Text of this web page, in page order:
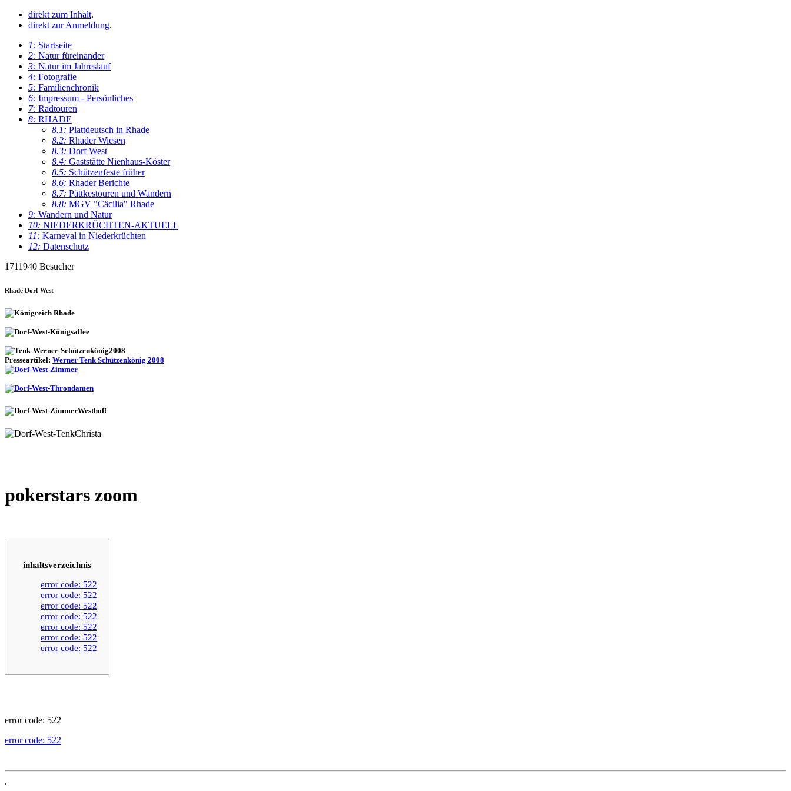
direkt zum Inhalt.
direkt zur Anmeldung.
1: Startseite
2: Natur füreinander
3: Natur im Jahreslauf
4: Fotografie
5: Familienchronik
6: Impressum - Persönliches
7: Radtouren
8: RHADE
8.1: Plattdeutsch in Rhade
8.2: Rhader Wiesen
8.3: Dorf West
8.4: Gaststätte Nienhaus-Köster
8.5: Schützenfeste früher
8.6: Rhader Berichte
8.7: Pättkestouren und Wandern
8.8: MGV "Cäcilia" Rhade
9: Wandern und Natur
10: NIEDERKRÜCHTEN-AKTUELL
11: Karneval in Niederkrüchten
12: Datenschutz
1711940 Besucher
Rhade Dorf West
Presseartikel: Werner Tenk Schützenkönig 2008
pokerstars zoom
inhaltsverzeichnis
error code: 522
error code: 522
error code: 522
error code: 522
error code: 522
error code: 522
error code: 522
error code: 522
error code: 522
.